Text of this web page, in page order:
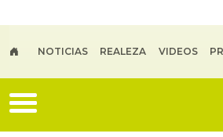
NOTICIAS REALEZA VIDEOS